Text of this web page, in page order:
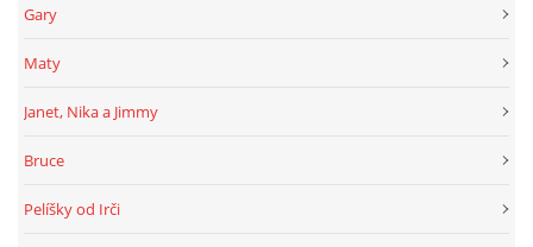
Gary
Maty
Janet, Nika a Jimmy
Bruce
Pelíšky od Irči